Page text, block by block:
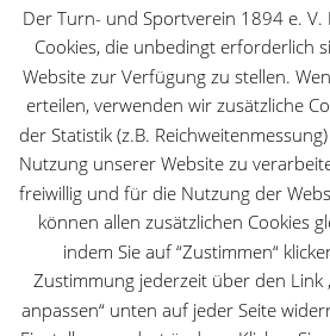
Lange ist Deutsche Meisterin im
Mai 2026
Der TuS beim Hessischen
Mai 2026
Kinder- und Jugendfreizeit 2026
Erfolgreicher Taekwondo-
Mensfelden 28. März 2026
130. Bergturnfest auf dem
2026
Der Turn- und Sportverein 1894 e.
Cookies, die unbedingt erforderlich
Website zur Verfügung zu stellen.
erteilen, verwenden wir zusätzliche
der Statistik (z.B.
Nutzung unserer Website zu
freiwillig und für die Nutzung der
können allen zusätzlichen Cookies
indem Sie auf “Zustimmen“
Zustimmung jederzeit über den Link
anpassen“ unten auf jeder Seite